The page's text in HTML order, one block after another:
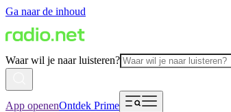
Ga naar de inhoud
Waar wil je naar luisteren?
App openenOntdek Prime